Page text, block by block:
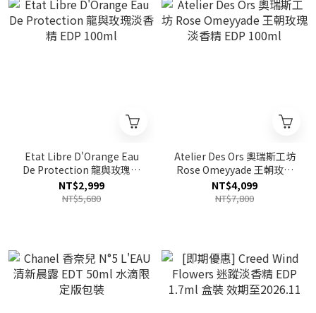
Etat Libre D'Orange Eau
De Protection 龍與玫瑰淡
香精 EDP 100ml
NT$2,999
NT$5,680
Atelier Des Ors 奧瑞斯工坊
Rose Omeyyade 王朝玫瑰
淡香精 EDP 100ml
NT$4,099
NT$7,800